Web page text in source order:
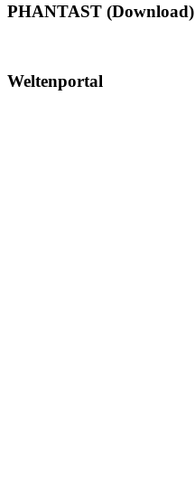
PHANTAST (Download)
Weltenportal